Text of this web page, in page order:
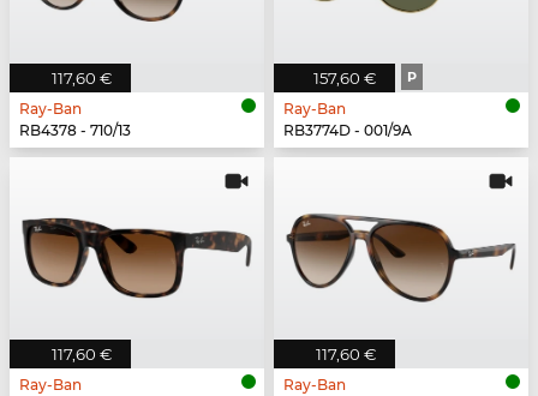
117,60 €
Ray-Ban
RB4378 - 710/13
157,60 € P
Ray-Ban
RB3774D - 001/9A
117,60 €
Ray-Ban
117,60 €
Ray-Ban